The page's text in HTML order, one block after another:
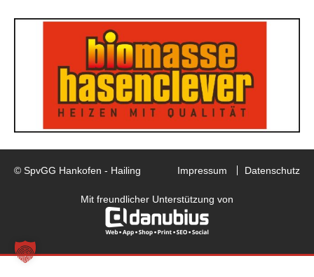
© SpvGG Hankofen - Hailing Impressum Datenschutz
Mit freundlicher Unterstützung von